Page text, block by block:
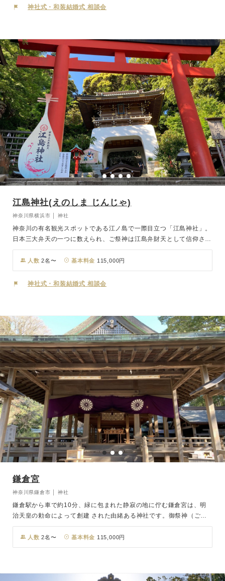
て、平塚八景に指定されています。 日本古来の伝統美と格式溢れる
神社式・和装結婚式 相談会
江島神社(えのしま じんじゃ)
神奈川県横浜市 │ 神社
神奈川の有名観光スポットである江ノ島で一際目立つ「江島神社」。
日本三大弁天の一つに数えられ、ご祭神は江島弁財天として信仰され
る三姉妹の女神様です。「辺津宮(へつみや)」「中津宮(なかつみ
や)」「奥津宮(おくつみや)」の三社からなり、それぞれ田寸津比賣命
(たぎつひめのみこと)、市寸島比賣命(いちきしまひめのみこと)、多
紀理比賣命(たぎりひめのみこと)をお祀りしています。海の神、水の
むことができるロケーション。おふたりはもちろん、ご家族やゲスト
にとっても想い出深い一日となることでしょう。
人数 2名〜 基本料金 115,000円
神社式・和装結婚式 相談会
鎌倉宮
神奈川県鎌倉市 │ 神社
鎌倉駅から車で約10分、緑に包まれた静寂の地に佇む鎌倉宮は、明
治天皇の勅命によって創建 された由緒ある神社です。御祭神（ごさ
いじん） ・大塔宮護良親王は、後醍醐天皇の皇子として鎌倉 幕府倒
幕に尽力された勇敢な人物。その高潔な志を偲び、明治2年に明治天
皇自ら「鎌倉宮」と 名づけられました。紅白二色の鳥居が印象的な
殿、または静謐で厳かな御本殿のいずれかで執り行う ことができ、
人数 2名〜 基本料金 115,000円